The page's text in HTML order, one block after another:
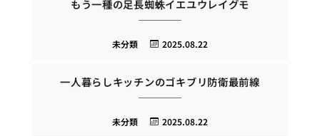
もう一種の足長蜘蛛イエユウレイグモ
2025.08.22
未分類
一人暮らしキッチンのゴキブリ防衛最前線
2025.08.22
未分類